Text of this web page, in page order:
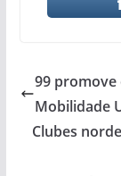
99 promove
Mobilidade
Clubes